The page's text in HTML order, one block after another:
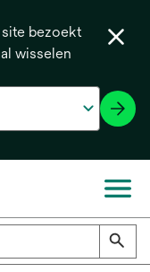
bezoekt
wisselen